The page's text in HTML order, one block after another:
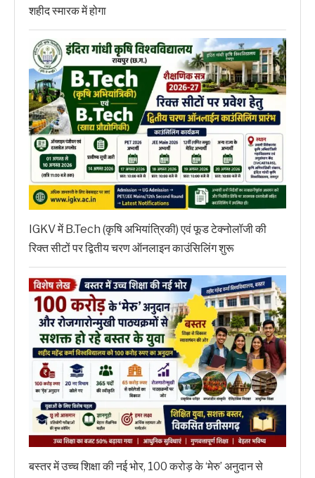
शहीद स्मारक में होगा
IGKV में B.Tech (कृषि अभियांत्रिकी) एवं फूड टेक्नोलॉजी की
रिक्त सीटों पर द्वितीय चरण ऑनलाइन काउंसिलिंग शुरू
बस्तर में उच्च शिक्षा की नई भोर, 100 करोड़ के ‘मेरु’ अनुदान से